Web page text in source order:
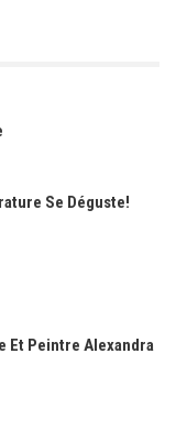
Se Déguste!
Et Peintre Alexandra